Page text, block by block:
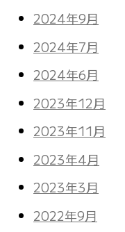
2024年9月
2024年7月
2024年6月
2023年12月
2023年11月
2023年4月
2023年3月
2022年9月